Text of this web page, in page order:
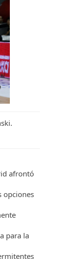
afrontó
opciones
para la